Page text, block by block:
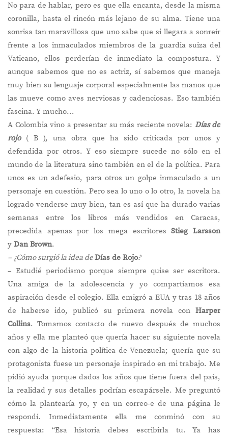
No para de hablar, pero es que ella encanta, desde la misma
coronilla, hasta el rincón más lejano de su alma. Tiene una
sonrisa tan maravillosa que uno sabe que si llegara a sonreír
frente a los inmaculados miembros de la guardia suiza del
Vaticano, ellos perderían de inmediato la compostura. Y
aunque sabemos que no es actriz, sí sabemos que maneja
muy bien su lenguaje corporal especialmente las manos que
las mueve como aves nerviosas y cadenciosas. Eso también
fascina. Y mucho…
A Colombia vino a presentar su más reciente novela: Días de
rojo( B ), una obra que ha sido criticada por unos y
defendida por otros. Y eso siempre sucede no sólo en el
mundo de la literatura sino también en el de la política. Para
unos es un adefesio, para otros un golpe inmaculado a un
personaje en cuestión. Pero sea lo uno o lo otro, la novela ha
logrado venderse muy bien, tan es así que ha durado varias
semanas entre los libros más vendidos en Caracas,
precedida apenas por los mega escritoresStieg Larsson
y Dan Brown.
– ¿Cómo surgió la idea deDías de Rojo?
– Estudié periodismo porque siempre quise ser escritora.
Una amiga de la adolescencia y yo compartíamos esa
aspiración desde el colegio. Ella emigró a EUA y tras 18 años
de haberse ido, publicó su primera novela con Harper
Collins. Tomamos contacto de nuevo después de muchos
años y ella me planteó que quería hacer su siguiente novela
con algo de la historia política de Venezuela; quería que su
protagonista fuese un personaje inspirado en mi trabajo. Me
pidió ayuda porque dados los años que tiene fuera del país,
la realidad y sus detalles podrían escapársele. Me preguntó
cómo la plantearía yo, y en un correo-e de una página le
respondí. Inmediatamente ella me conminó con su
respuesta: “Esa historia debes escribirla tu. Ya has